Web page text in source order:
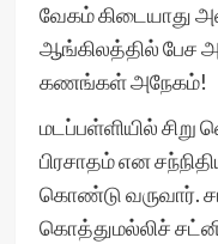
வேகம் கிடையாது
ஆங்கிலத்தில் பேச
கணங்கள் அநேகம்!
மடப்பள்ளியில்
பிரசாதம் என
கொண்டு வருவார்.
கொத்துமல்லிச்